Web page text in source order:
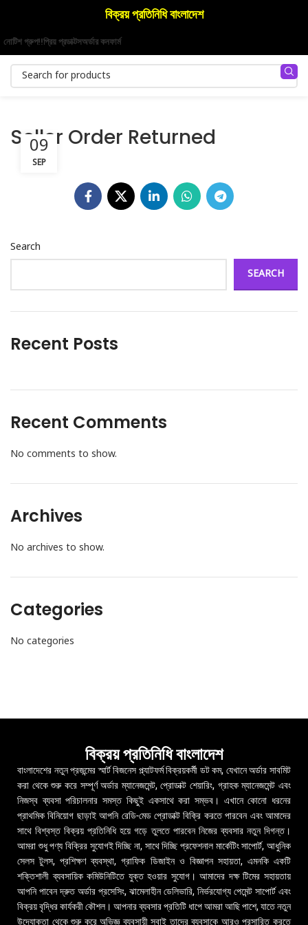
বিক্রয় প্রতিনিধি বাংলাদেশ
নোটিশ গ্রুপ!!প্রিয় প্রডাক্টসঅর্ডার কনফার্ম
Seller Order Returned
09
SEP
Search
SEARCH
Recent Posts
Recent Comments
No comments to show.
Archives
No archives to show.
Categories
No categories
বিক্রয় প্রতিনিধি বাংলাদেশ
বাংলাদেশের নতুন প্রজন্মের স্মার্ট বিজনেস প্ল্যাটফর্ম বিক্রয়কর্মী ডট কম, যেখানে অর্ডার সাবমিট
করা থেকে শুরু করে সম্পূর্ণ অর্ডার ম্যানেজমেন্ট, প্রোডাক্ট শেয়ারিং, গ্রাহক ম্যানেজমেন্ট এবং
নিজস্ব ব্যবসা পরিচালনার সমস্ত কিছুই একসাথে করা সম্ভব। এখানে কোনো ধরনের
প্রাথমিক বিনিয়োগ ছাড়াই আপনি রেডি-মেড প্রোডাক্ট বিক্রি করতে পারবেন এবং আমাদের
সাথে বিশ্বস্ত বিক্রয় প্রতিনিধি হয়ে গড়ে তুলতে পারবেন নিজের ব্যবসার নতুন দিগন্ত।
আমরা শুধু পণ্য বিক্রির সুযোগই দিচ্ছি না, সাথে দিচ্ছি প্রফেশনাল মার্কেটিং সাপোর্ট, আধুনিক
সেলস টুলস, প্রশিক্ষণ ব্যবস্থা, গ্রাফিক ডিজাইন ও বিজ্ঞাপন সহায়তা, এমনকি একটি
শক্তিশালী ব্যবসায়িক কমিউনিটিতে যুক্ত হওয়ার সুযোগ। আমাদের দক্ষ টিমের সহায়তায়
আপনি পাবেন দ্রুত অর্ডার প্রসেসিং, ঝামেলাহীন ডেলিভারি, নির্ভরযোগ্য পেমেন্ট সাপোর্ট এবং
বিক্রয় বৃদ্ধির কার্যকরী কৌশল। আপনার ব্যবসার প্রতিটি ধাপে আমরা আছি পাশে, যাতে নতুন
উদ্যোক্তা থেকে শুরু করে অভিজ্ঞ ব্যবসায়ী সবাই তাদের ব্যবসাকে আরও প্রসারিত করতে